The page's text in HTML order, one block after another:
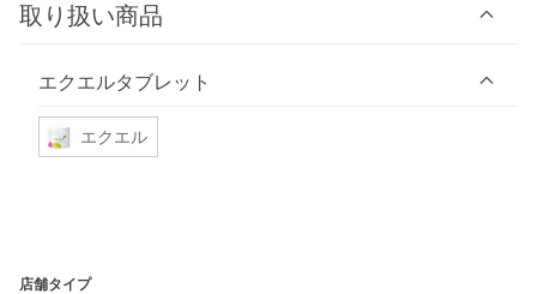
取り扱い商品
エクエルタブレット
エクエル
店舗タイプ